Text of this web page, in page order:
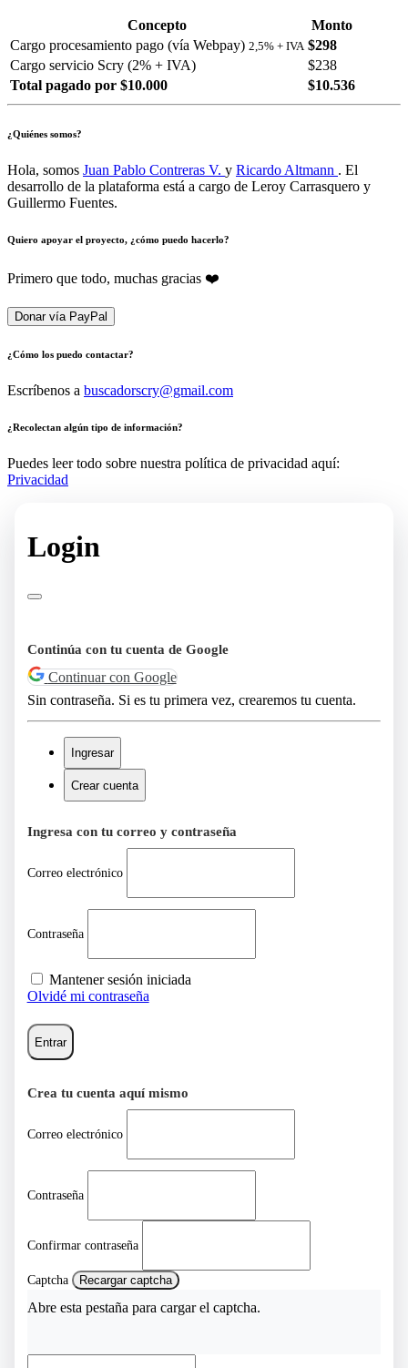
Concepto
Monto
Cargo procesamiento pago (vía Webpay) 2,5% + IVA $298
Cargo servicio Scry (2% + IVA)
$238
Total pagado por $10.000
$10.536
¿Quiénes somos?
Hola, somos Juan Pablo Contreras V. y Ricardo Altmann . El
desarrollo de la plataforma está a cargo de Leroy Carrasquero y
Guillermo Fuentes.
Quiero apoyar el proyecto, ¿cómo puedo hacerlo?
Primero que todo, muchas gracias ❤️
Donar vía PayPal
¿Cómo los puedo contactar?
Escríbenos a buscadorscry@gmail.com
¿Recolectan algún tipo de información?
Puedes leer todo sobre nuestra política de privacidad aquí:
Privacidad
Login
Continúa con tu cuenta de Google
Continuar con Google
Sin contraseña. Si es tu primera vez, crearemos tu cuenta.
Ingresar
Crear cuenta
Ingresa con tu correo y contraseña
Correo electrónico
Contraseña
Mantener sesión iniciada
Olvidé mi contraseña
Entrar
Crea tu cuenta aquí mismo
Correo electrónico
Contraseña
Confirmar contraseña
Captcha Recargar captcha
Abre esta pestaña para cargar el captcha.